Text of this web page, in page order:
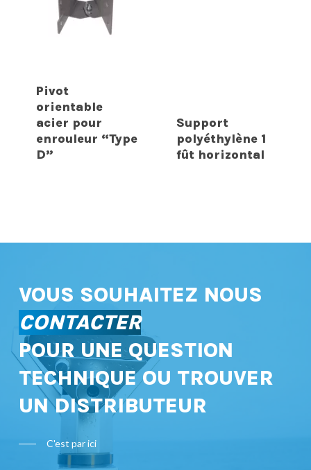
Pivot
orientable
acier pour
enrouleur “Type
D”
Support
polyéthylène 1
fût horizontal
VOUS SOUHAITEZ NOUS
CONTACTER
POUR UNE QUESTION
TECHNIQUE OU TROUVER
UN DISTRIBUTEUR
C'est par ici